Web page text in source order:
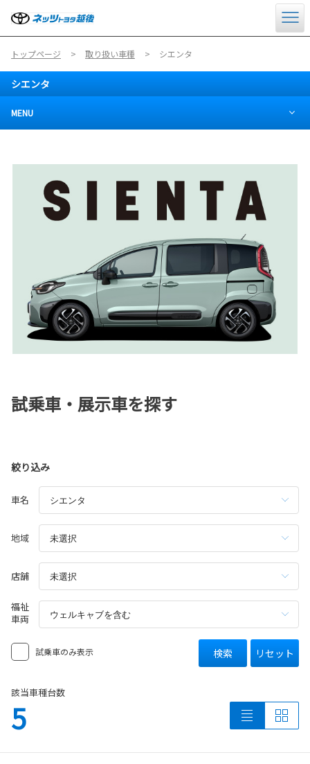
トップページ 取り扱い車種 シエンタ
シエンタ
MENU
試乗車・展示車を探す
絞り込み
車名
地域
店舗
福祉
車両
試乗車のみ表示 検索 リセット
該当車種台数
5